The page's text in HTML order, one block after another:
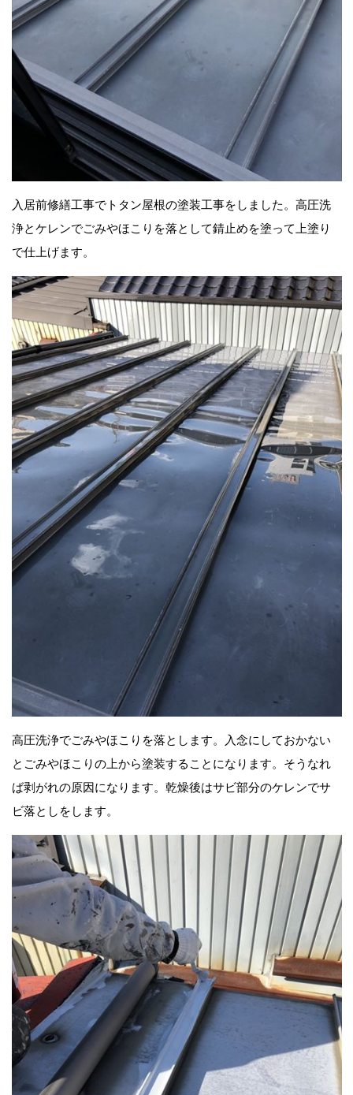
入居前修繕工事でトタン屋根の塗装工事をしました。高圧洗
浄とケレンでごみやほこりを落として錆止めを塗って上塗り
で仕上げます。
高圧洗浄でごみやほこりを落とします。入念にしておかない
とごみやほこりの上から塗装することになります。そうなれ
ば剥がれの原因になります。乾燥後はサビ部分のケレンでサ
ビ落としをします。